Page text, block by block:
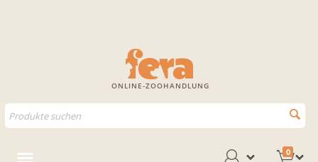
ONLINE-ZOOHANDLUNG
0